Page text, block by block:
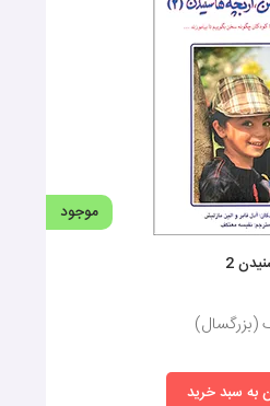
موجود
2
(بزرگسال)
به سبد خرید